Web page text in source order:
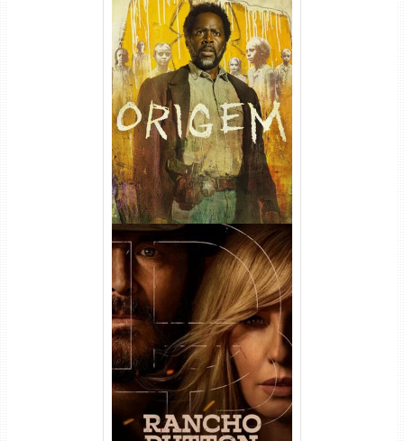
Origem 4ª Temporada Torrent
(2026) WEB-DL 1080p/4K
Dual Áudio
Rancho Dutton 1ª
Temporada Torrent (2026)
WEB-DL 1080p Dual Áudio